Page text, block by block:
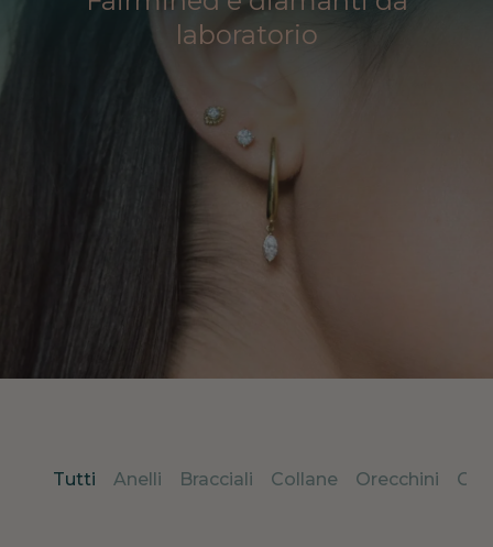
laboratorio
Tutti Anelli Bracciali Collane Orecchini